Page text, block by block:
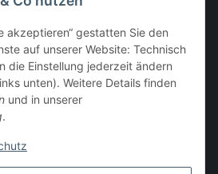
akzeptieren“ gestatten Sie den
auf unserer Website: Technisch
die Einstellung jederzeit ändern
unten). Weitere Details finden
und in unserer
.
widerrufen